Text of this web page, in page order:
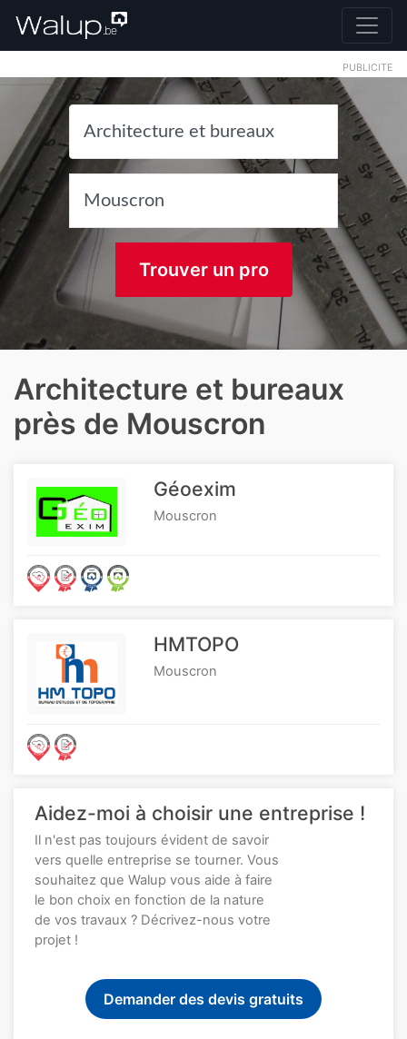
PUBLICITE
Trouver un pro
Architecture et bureaux
près de Mouscron
Géoexim
Mouscron
HMTOPO
Mouscron
Aidez-moi à choisir une entreprise !
Il n'est pas toujours évident de savoir
vers quelle entreprise se tourner. Vous
souhaitez que Walup vous aide à faire
le bon choix en fonction de la nature
de vos travaux ? Décrivez-nous votre
projet !
Demander des devis gratuits